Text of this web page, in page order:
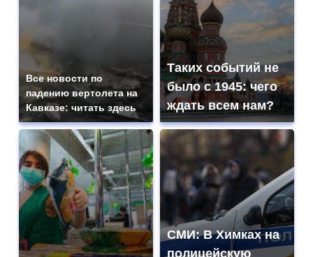
Все новости по
падению вертолета на
Кавказе: читать здесь
Таких событий не
было с 1945: чего
ждать всем нам?
СМИ: В Химках на
полицейскую